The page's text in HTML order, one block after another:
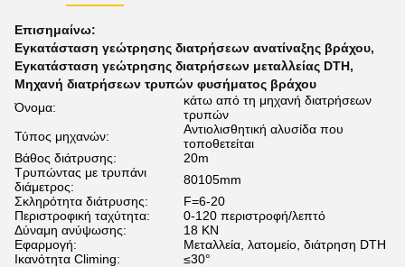
Επισημαίνω:
Εγκατάσταση γεώτρησης διατρήσεων ανατίναξης βράχου,
Εγκατάσταση γεώτρησης διατρήσεων μεταλλείας DTH,
Μηχανή διατρήσεων τρυπών φυσήματος βράχου
Όνομα:
κάτω από τη μηχανή διατρήσεων
τρυπών
Τύπος μηχανών:
Αντιολισθητική αλυσίδα που
τοποθετείται
Βάθος διάτρυσης:
20m
Τρυπώντας με τρυπάνι
διάμετρος:
80105mm
Σκληρότητα διάτρυσης:
F=6-20
Περιστροφική ταχύτητα:
0-120 περιστροφή/λεπτό
Δύναμη ανύψωσης:
18 KN
Εφαρμογή:
Μεταλλεία, λατομείο, διάτρηση DTH
Ικανότητα Climing:
≤30°